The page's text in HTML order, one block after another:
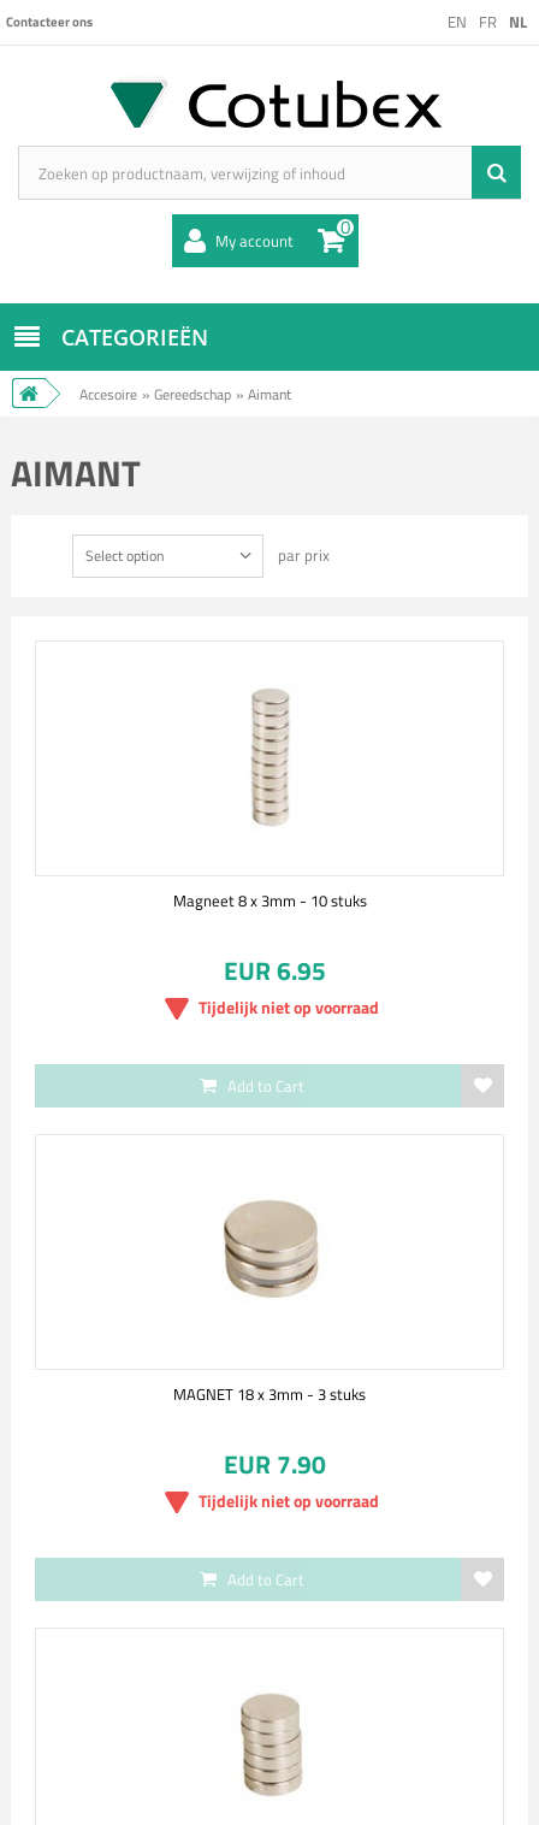
EN FR NL
Contacteer ons
My account 0
CATEGORIEËN
Accesoire » Gereedschap » Aimant
AIMANT
Select option par prix
Magneet 8 x 3mm - 10 stuks
EUR 6.95
Tijdelijk niet op voorraad
Add to Cart
MAGNET 18 x 3mm - 3 stuks
EUR 7.90
Tijdelijk niet op voorraad
Add to Cart